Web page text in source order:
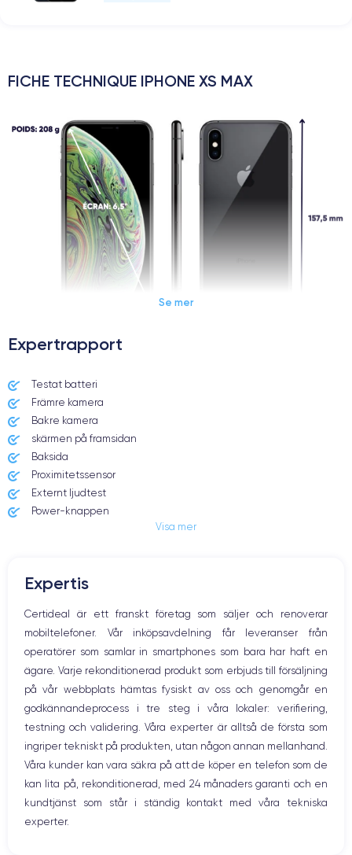
FICHE TECHNIQUE IPHONE XS MAX
Date de sortie
12/09/2018
Dimensions
OLED 6.5 pouces
Apple A12 Bionic 6
Nom GPU
GPU 4 cœurs
Fréq. processeur
2.24 GHz
12 MP 7 MP
Résolution vidéo
4K - 3840x2160px
Recharge rapide
Oui, minimum 15W
Batterie Dual SIM
Se mer
Expertrapport
Testat batteri
Främre kamera
Bakre kamera
skärmen på framsidan
Baksida
Proximitetssensor
Externt ljudtest
Power-knappen
Högtalare
Hem-knappen
Bluetooth
WiFi
Nätverk
Vibration
Prise USB
Visa mer
Expertis
Certideal är ett franskt företag som säljer och renoverar
mobiltelefoner. Vår inköpsavdelning får leveranser från
operatörer som samlar in smartphones som bara har haft en
ägare. Varje rekonditionerad produkt som erbjuds till försäljning
på vår webbplats hämtas fysiskt av oss och genomgår en
godkännandeprocess i tre steg i våra lokaler: verifiering,
testning och validering. Våra experter är alltså de första som
ingriper tekniskt på produkten, utan någon annan mellanhand.
Våra kunder kan vara säkra på att de köper en telefon som de
kan lita på, rekonditionerad, med 24 månaders garanti och en
kundtjänst som står i ständig kontakt med våra tekniska
experter.